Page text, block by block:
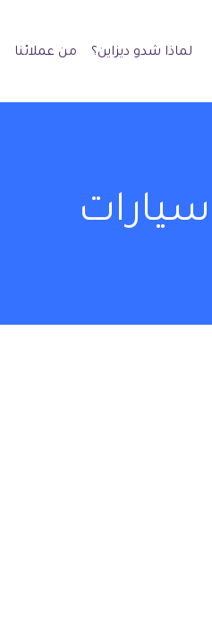
لماذا شدو ديزاين؟ من عملائنا